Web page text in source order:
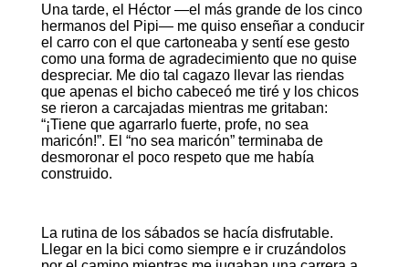
Una tarde, el Héctor —el más grande de los cinco
hermanos del Pipi— me quiso enseñar a conducir
el carro con el que cartoneaba y sentí ese gesto
como una forma de agradecimiento que no quise
despreciar. Me dio tal cagazo llevar las riendas
que apenas el bicho cabeceó me tiré y los chicos
se rieron a carcajadas mientras me gritaban:
“¡Tiene que agarrarlo fuerte, profe, no sea
maricón!”. El “no sea maricón” terminaba de
desmoronar el poco respeto que me había
construido.
La rutina de los sábados se hacía disfrutable.
Llegar en la bici como siempre e ir cruzándolos